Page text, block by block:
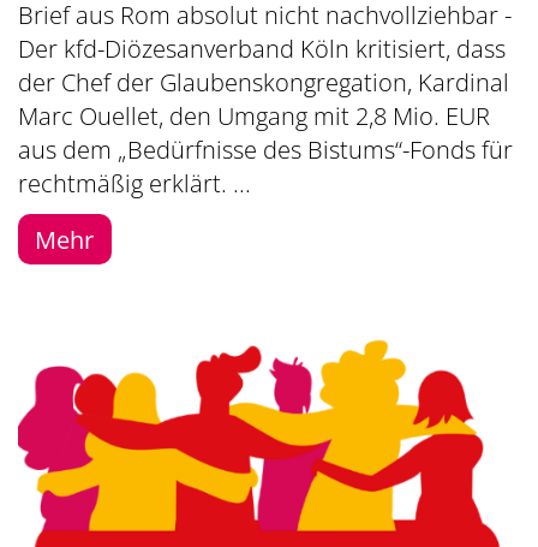
Brief aus Rom absolut nicht nachvollziehbar -
Der kfd-Diözesanverband Köln kritisiert, dass
der Chef der Glaubenskongregation, Kardinal
Marc Ouellet, den Umgang mit 2,8 Mio. EUR
aus dem „Bedürfnisse des Bistums“-Fonds für
rechtmäßig erklärt. ...
Mehr